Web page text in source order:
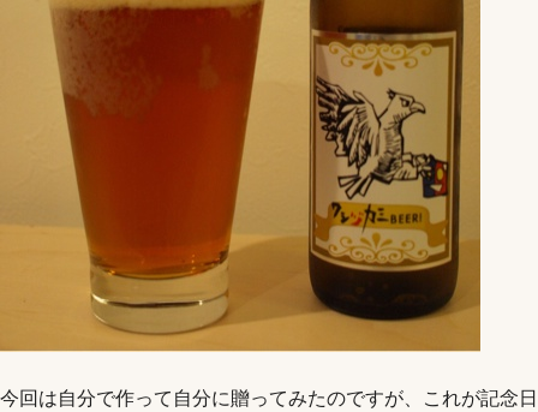
今回は自分で作って自分に贈ってみたのですが、これが記念日